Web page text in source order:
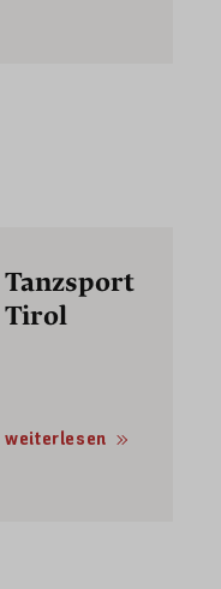
Tanzsport
Tirol
weiterlesen